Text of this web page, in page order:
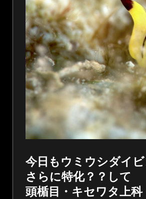
今日もウミウシダイ
さらに特化？？して
頭楯目・キセワタ上